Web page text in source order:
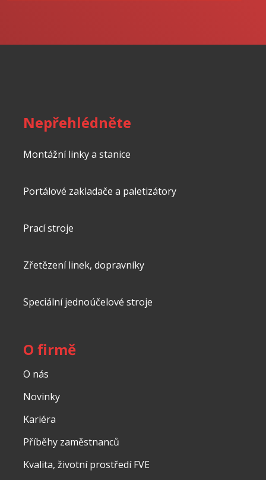
nepodařilo
Nepřehlédněte
Montážní linky a stanice
Portálové zakladače a paletizátory
Prací stroje
Zřetězení linek, dopravníky
Speciální jednoúčelové stroje
O firmě
O nás
Novinky
Kariéra
Příběhy zaměstnanců
Kvalita, životní prostředí FVE